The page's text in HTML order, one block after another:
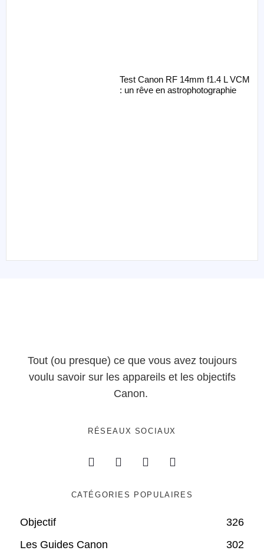
Test Canon RF 14mm f1.4 L VCM
: un rêve en astrophotographie
Tout (ou presque) ce que vous avez toujours
voulu savoir sur les appareils et les objectifs
Canon.
RÉSEAUX SOCIAUX
CATÉGORIES POPULAIRES
Objectif
326
Les Guides Canon
302